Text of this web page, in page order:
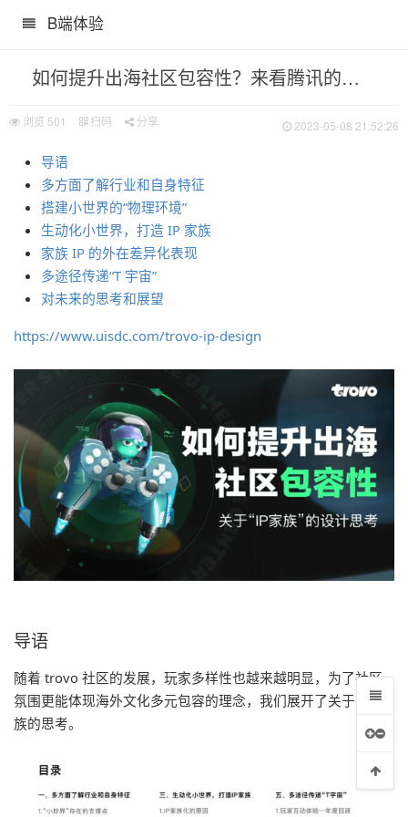
B端体验
如何提升出海社区包容性？来看腾讯的实战案例！
浏览 501 扫码 分享 2023-05-08 21:52:26
导语
多方面了解行业和自身特征
搭建小世界的“物理环境”
生动化小世界，打造 IP 家族
家族 IP 的外在差异化表现
多途径传递“T 宇宙”
对未来的思考和展望
https://www.uisdc.com/trovo-ip-design
导语
随着 trovo 社区的发展，玩家多样性也越来越明显，为了社区
氛围更能体现海外文化多元包容的理念，我们展开了关于 IP 家
族的思考。